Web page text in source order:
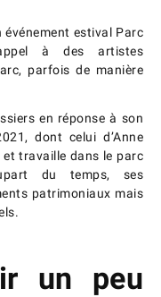
événement estival Parc
à des artistes
parfois de manière
en réponse à son
dont celui d’Anne
travaille dans le parc
du temps, ses
patrimoniaux mais
un peu